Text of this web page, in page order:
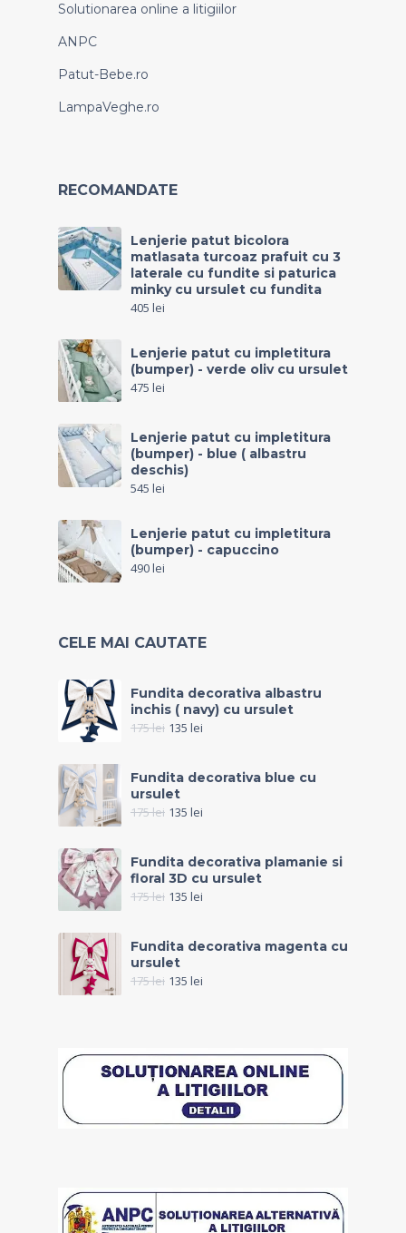
Solutionarea online a litigiilor
ANPC
Patut-Bebe.ro
LampaVeghe.ro
RECOMANDATE
Lenjerie patut bicolora
matlasata turcoaz prafuit cu 3
laterale cu fundite si paturica
minky cu ursulet cu fundita
405 lei
Lenjerie patut cu impletitura
(bumper) - verde oliv cu ursulet
475 lei
Lenjerie patut cu impletitura
(bumper) - blue ( albastru
deschis)
545 lei
Lenjerie patut cu impletitura
(bumper) - capuccino
490lei
CELE MAI CAUTATE
Fundita decorativa albastru
inchis ( navy) cu ursulet
175lei 135 lei
Fundita decorativa blue cu
ursulet
175lei 135 lei
Fundita decorativa plamanie si
floral 3D cu ursulet
175lei 135 lei
Fundita decorativa magenta cu
ursulet
175lei 135 lei